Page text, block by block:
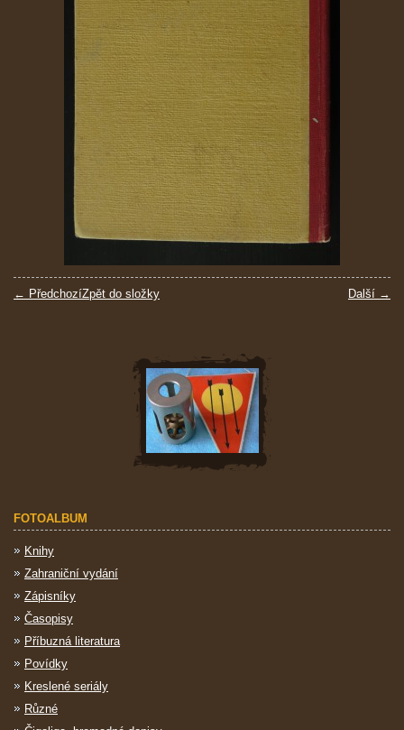
← Předchozí Další →
Zpět do složky
FOTOALBUM
Knihy
Zahraniční vydání
Zápisníky
Časopisy
Příbuzná literatura
Povídky
Kreslené seriály
Různé